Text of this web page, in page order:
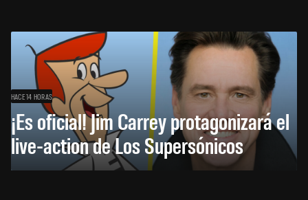
HACE 14 HORAS
¡Es oficial! Jim Carrey protagonizará el
live-action de Los Supersónicos